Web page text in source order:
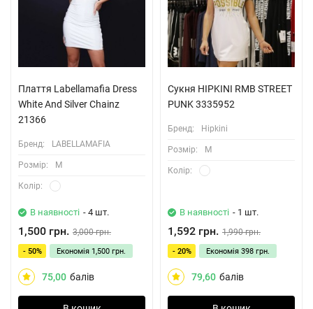
Плаття Labellamafia Dress
White And Silver Chainz
21366
Бренд: LABELLAMAFIA
Розмiр: M
Колiр:
В наявності - 4 шт.
1,500 грн. 3,000 грн.
- 50% Економія 1,500 грн.
75,00 балів
Сукня HIPKINI RMB STREET
PUNK 3335952
Бренд: Hipkini
Розмiр: M
Колiр:
В наявності - 1 шт.
1,592 грн. 1,990 грн.
- 20% Економія 398 грн.
79,60 балів